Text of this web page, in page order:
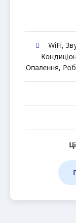
WiFi,
Опалення,